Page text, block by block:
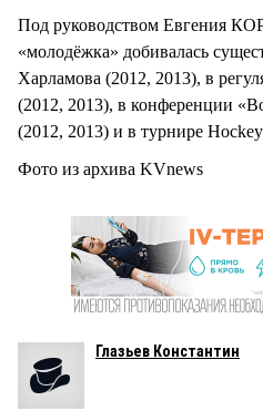
Под руководством Евгения
«молодёжка» добивалась
Харламова (2012, 2013), в
(2012, 2013), в конференции
(2012, 2013) и в турнире
Фото из архива KVnews
Глазьев Константин